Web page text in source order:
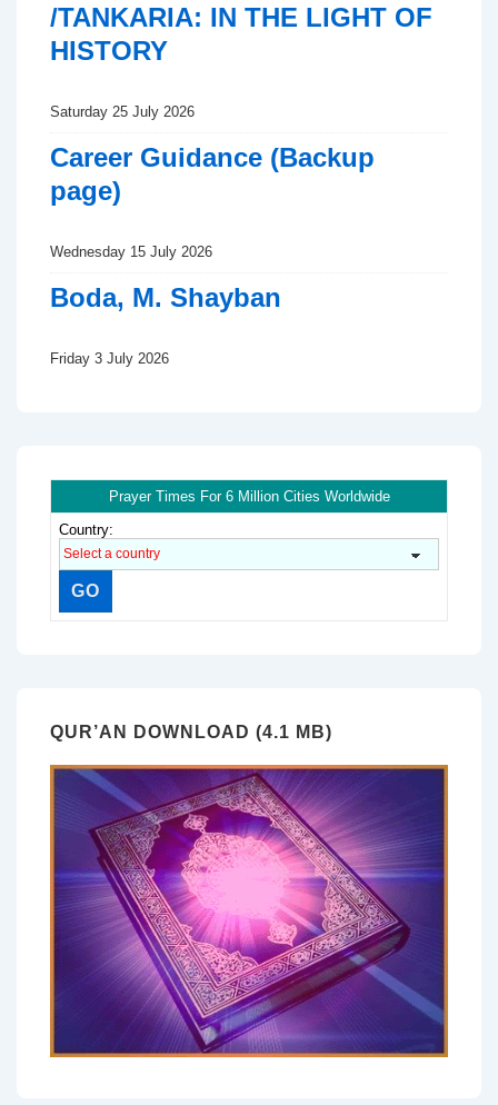
/TANKARIA: IN THE LIGHT OF
HISTORY
Saturday 25 July 2026
Career Guidance (Backup
page)
Wednesday 15 July 2026
Boda, M. Shayban
Friday 3 July 2026
Prayer Times For 6 Million Cities Worldwide
Country:
QUR’AN DOWNLOAD (4.1 MB)